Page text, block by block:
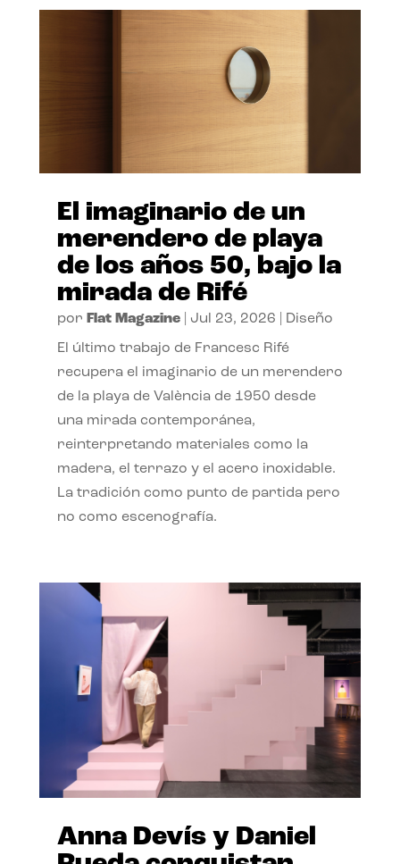
El imaginario de un
merendero de playa
de los años 50, bajo la
mirada de Rifé
por Flat Magazine| Jul 23, 2026 Diseño
El último trabajo de Francesc Rifé
recupera el imaginario de un merendero
de la playa de València de 1950 desde
una mirada contemporánea,
reinterpretando materiales como la
madera, el terrazo y el acero inoxidable.
La tradición como punto de partida pero
no como escenografía.
Anna Devís y Daniel